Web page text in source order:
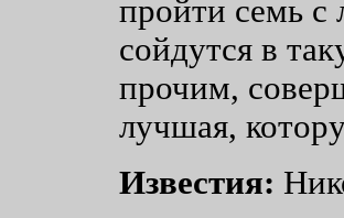
пройти семь с
сойдутся в
прочим,
лучшая,
Известия: